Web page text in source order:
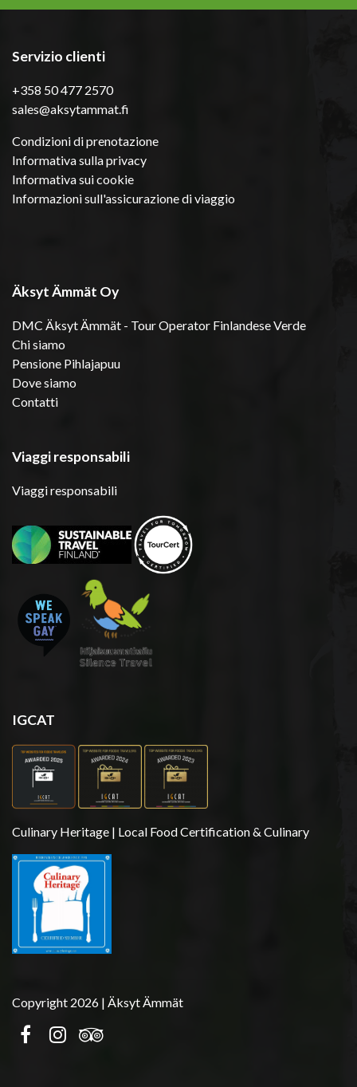
Servizio clienti
+358 50 477 2570
sales@aksytammat.fi
Condizioni di prenotazione
Informativa sulla privacy
Informativa sui cookie
Informazioni sull'assicurazione di viaggio
Äksyt Ämmät Oy
DMC Äksyt Ämmät - Tour Operator Finlandese Verde
Chi siamo
Pensione Pihlajapuu
Dove siamo
Contatti
Viaggi responsabili
Viaggi responsabili
IGCAT
Culinary Heritage | Local Food Certification & Culinary
Copyright 2026 | Äksyt Ämmät